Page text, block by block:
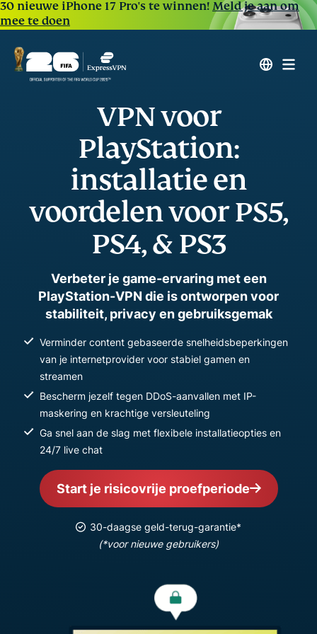
30 nieuwe iPhone 17 Pro's te winnen!Meld je aan om
mee te doen
VPN voor
PlayStation:
installatie en
voordelen voor PS5,
PS4, & PS3
Verbeter je game-ervaring met een
PlayStation-VPN die is ontworpen voor
stabiliteit, privacy en gebruiksgemak
Verminder content gebaseerde snelheidsbeperkingen
van je internetprovider voor stabiel gamen en
streamen
Bescherm jezelf tegen DDoS-aanvallen met IP-
maskering en krachtige versleuteling
Ga snel aan de slag met flexibele installatieopties en
24/7 live chat
Start je risicovrije proefperiode
30-daagse geld-terug-garantie*
(*voor nieuwe gebruikers)